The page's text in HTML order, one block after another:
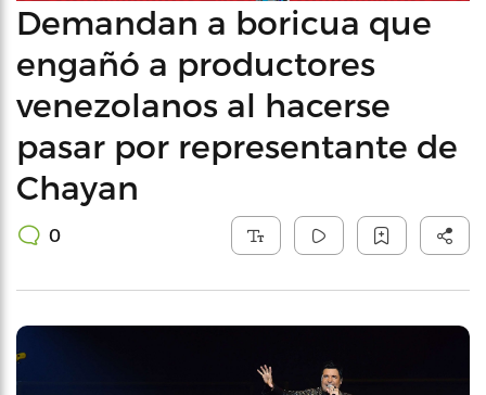
Demandan a boricua que
engañó a productores
venezolanos al hacerse
pasar por representante de
Chayan
0